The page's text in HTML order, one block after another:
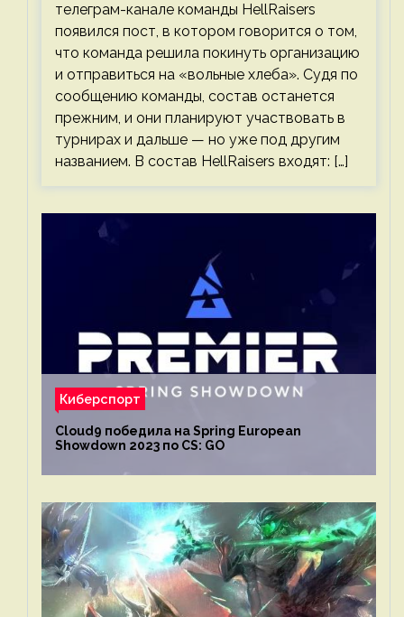
телеграм-канале команды HellRaisers
появился пост, в котором говорится о том,
что команда решила покинуть организацию
и отправиться на «вольные хлеба». Судя по
сообщению команды, состав останется
прежним, и они планируют участвовать в
турнирах и дальше — но уже под другим
названием. В состав HellRaisers входят: […]
Киберспорт
Cloud9 победила на Spring European
Showdown 2023 по CS: GO